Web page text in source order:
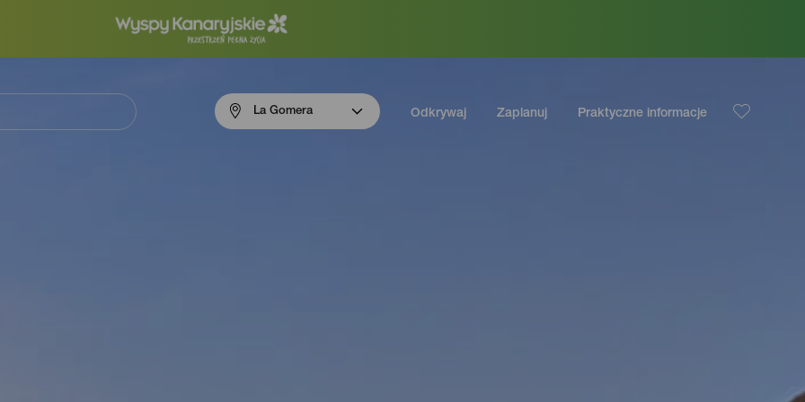
La Gomera Odkrywaj Zaplanuj Praktyczne informacje